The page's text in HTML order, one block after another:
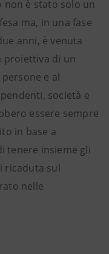
è stato solo un
ma, in una fase
anni, è venuta
proiettiva di un
e al
società e
essere sempre
in base a
tenere insieme gli
ricaduta sul
nelle